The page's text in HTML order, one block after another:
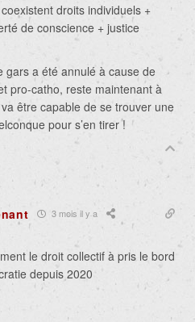
droits individuels +
de conscience + justice
gars a été annulé à cause de
pro-catho, reste maintenant à
être capable de se trouver une
pour s’en tirer !
3 mois il y a
le droit collectif à pris le bord
depuis 2020